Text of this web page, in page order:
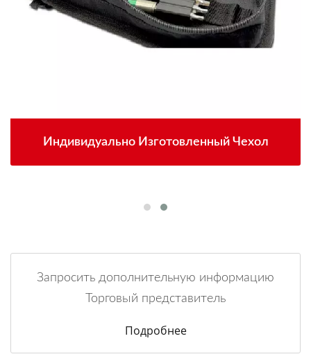
Индивидуально Изготовленный Чехол
Запросить дополнительную информацию
Торговый представитель
Подробнее